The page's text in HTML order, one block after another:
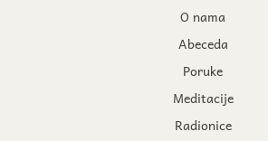
O nama
Abeceda
Poruke
Meditacije
Radionice